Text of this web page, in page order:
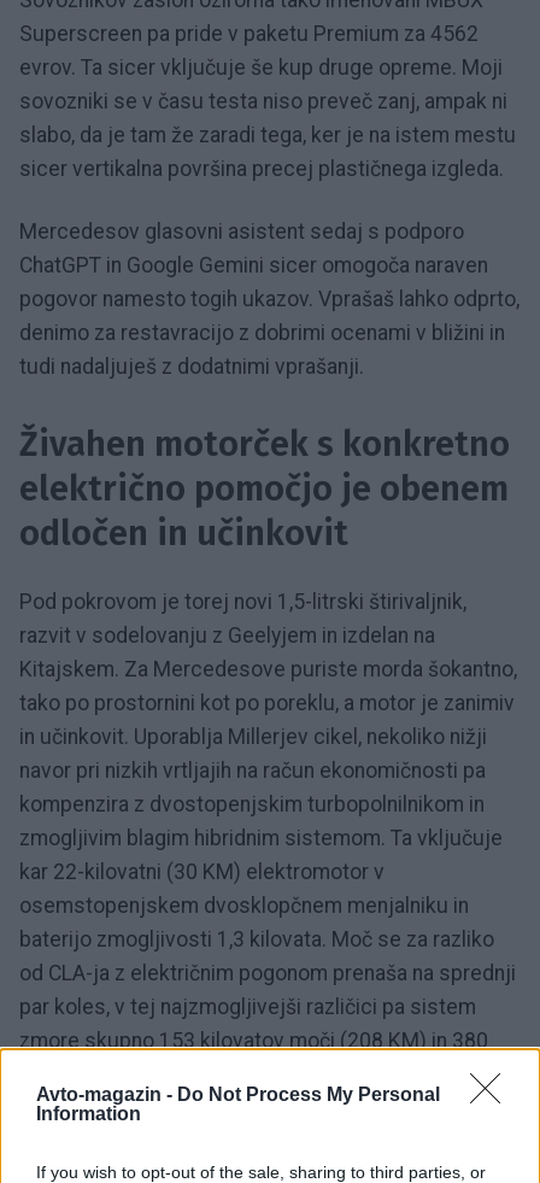
Avto-magazin - Do Not Process My Personal
Information
If you wish to opt-out of the sale, sharing to third parties, or
Superscreen pa pride v paketu Premium za 4562
evrov. Ta sicer vključuje še kup druge opreme. Moji
sovozniki se v času testa niso preveč zanj, ampak ni
slabo, da je tam že zaradi tega, ker je na istem mestu
sicer vertikalna površina precej plastičnega izgleda.
Mercedesov glasovni asistent sedaj s podporo
ChatGPT in Google Gemini sicer omogoča naraven
pogovor namesto togih ukazov. Vprašaš lahko odprto,
denimo za restavracijo z dobrimi ocenami v bližini in
tudi nadaljuješ z dodatnimi vprašanji.
Živahen motorček s konkretno
električno pomočjo je obenem
odločen in učinkovit
Pod pokrovom je torej novi 1,5-litrski štirivaljnik,
razvit v sodelovanju z Geelyjem in izdelan na
Kitajskem. Za Mercedesove puriste morda šokantno,
tako po prostornini kot po poreklu, a motor je zanimiv
in učinkovit. Uporablja Millerjev cikel, nekoliko nižji
navor pri nizkih vrtljajih na račun ekonomičnosti pa
kompenzira z dvostopenjskim turbopolnilnikom in
zmogljivim blagim hibridnim sistemom. Ta vključuje
kar 22-kilovatni (30 KM) elektromotor v
osemstopenjskem dvosklopčnem menjalniku in
baterijo zmogljivosti 1,3 kilovata. Moč se za razliko
od CLA-ja z električnim pogonom prenaša na sprednji
par koles, v tej najzmogljivejši različici pa sistem
zmore skupno 153 kilovatov moči (208 KM) in 380